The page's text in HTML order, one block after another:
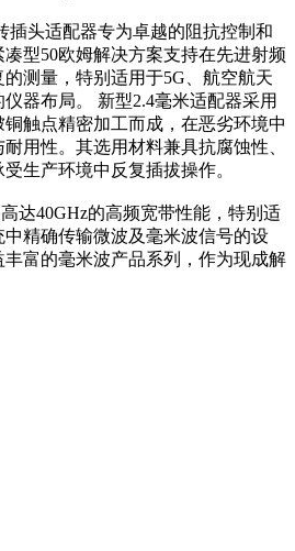
插头适配器专为卓越的阻抗控制和
型50欧姆解决方案支持在先进射频
测量，特别适用于5G、航空航天
器布局。 新型2.4毫米适配器采用
触点精密加工而成，在恶劣环境中
用性。其选用材料兼具抗腐蚀性、
生产环境中反复插拔操作。
达40GHz的高频宽带性能，特别适
精确传输微波及毫米波信号的设
富的毫米波产品系列，作为现成解